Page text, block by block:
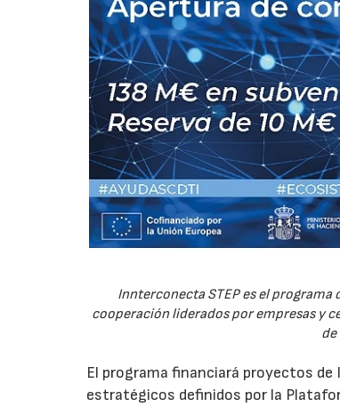
Innterconecta STEP es el
cooperación liderados por empresas y
de
El programa financiará proyectos
estratégicos definidos por la